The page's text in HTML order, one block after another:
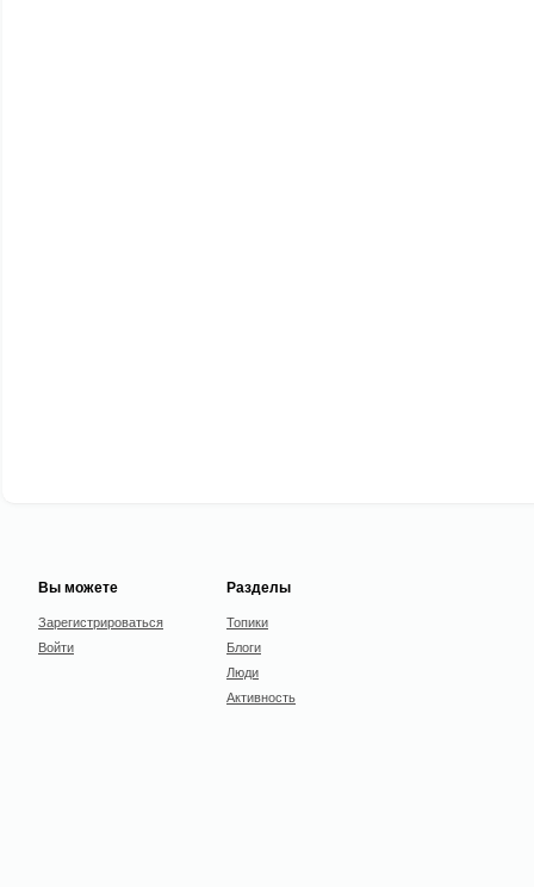
Вы можете
Зарегистрироваться
Войти
Разделы
Топики
Блоги
Люди
Активность